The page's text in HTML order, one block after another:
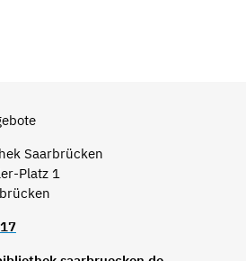
Saarbrücken
Platz 1